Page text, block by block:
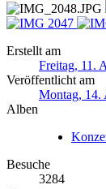
Erstellt am
Freitag, 11.
Veröffentlicht am
Montag, 14.
Alben
Besuche
3284